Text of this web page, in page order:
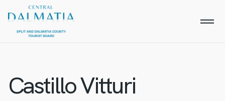
CastilloVitturi